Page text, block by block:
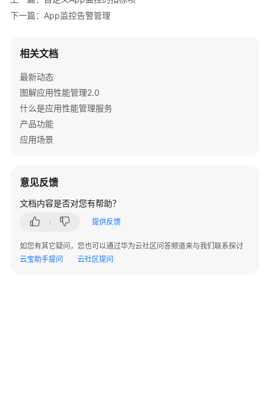
App
App
控
概
述
移
端
App
查
看
下一篇：App监控告警管理
相关文档
最新动态
图解应用性能管理2.0
什么是应用性能管理服务
产品功能
应用场景
意见反馈
文档内容是否对您有帮助？
提供反馈
如您有其它疑问，您也可以通过华为云社区问答频道来与我们联系探讨
云宝助手提问
云社区提问